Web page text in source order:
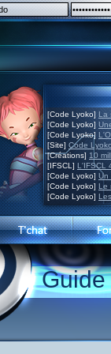
[Code Lyoko] La
[Code Lyoko]
[Code Lyoko]
[Site] Code
[Créations] 10
[IFSCL] L'IFSCL
[Code Lyoko] Un
[Code Lyoko] Le
[Code Lyoko]